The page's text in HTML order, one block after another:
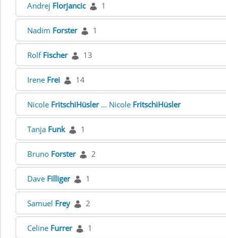
Andrej Florjancic 1
Nadim Forster 1
Rolf Fischer 13
Irene Frei 14
Nicole FritschiHüsler... Nicole FritschiHüsler
Tanja Funk 1
Bruno Forster 2
Dave Filliger 1
Samuel Frey 2
Celine Furrer 1